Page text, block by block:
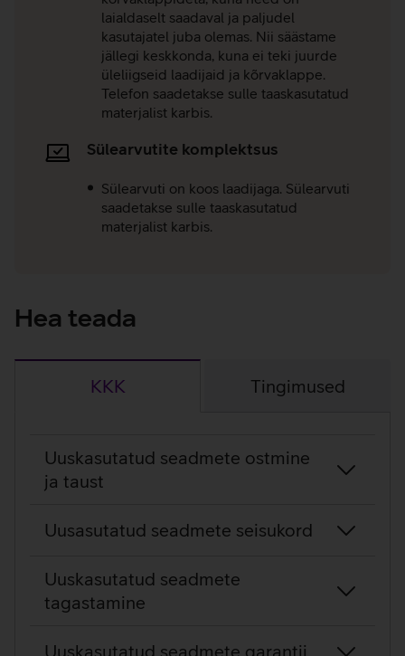
laialdaselt saadaval ja paljudel
kasutajatel juba olemas. Nii säästame
jällegi keskkonda, kuna ei teki juurde
üleliigseid laadijaid ja kõrvaklappe.
Telefon saadetakse sulle taaskasutatud
materjalist karbis.
Sülearvutite komplektsus
Sülearvuti on koos laadijaga. Sülearvuti
saadetakse sulle taaskasutatud
materjalist karbis.
Hea teada
KKK Tingimused
KKK
Uuskasutatud seadmete ostmine
ja taust
Uusasutatud seadmete seisukord
Uuskasutatud seadmete
tagastamine
Uuskasutatud seadmete garantii